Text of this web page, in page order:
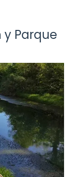
y Parque